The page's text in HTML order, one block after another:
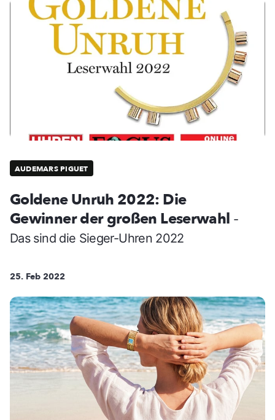
AUDEMARS PIGUET
Goldene Unruh 2022: Die
Gewinner der großen Leserwahl -
Das sind die Sieger-Uhren 2022
25. Feb 2022